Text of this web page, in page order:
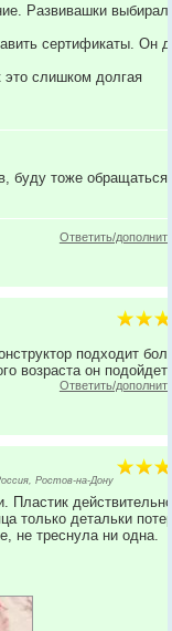
Развивашки
сертификаты. Он
это слишком долгая
буду тоже обращаться
Ответить/
подходит
возраста он подойдет.
Ответить/
Ростов-на-Дону
Пластик
только детальки
не треснула ни одна.